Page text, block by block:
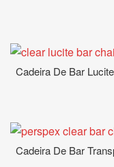
Cadeira De Bar
Cadeira De Bar